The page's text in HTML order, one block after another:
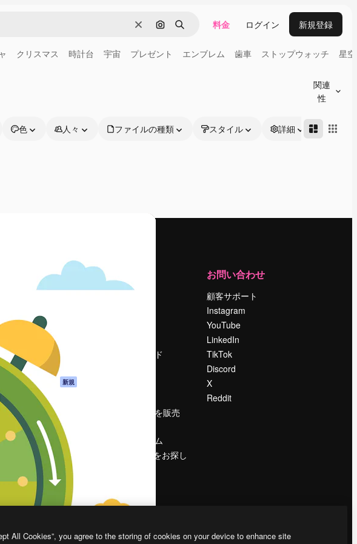
消去 画像で検索
検索 料金 ログイン 新規登録
クリスマス 時計台 宇宙 プレゼント エンブレム 歯車 ストップウォッチ 星空
関連
性
色 人々 ファイルの種類 スタイル 詳細
はじめに
サポート
利用規約
プライバシーポリ
シー
オリジナル
新規
クッキーポリシー
トラストセンター
アフィリエイト
法人向け
検索トレンド
コンテンツを販売
プレスルーム
magnific.aiをお探し
お問い合わせ
顧客サポート
Instagram
YouTube
LinkedIn
TikTok
Discord
X
Reddit
All Cookies”, you agree to the storing of cookies on your device to enhance site